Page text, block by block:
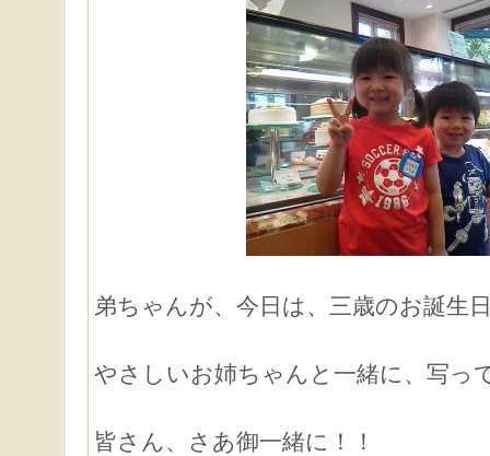
弟ちゃんが、今日は、三歳のお誕生
やさしいお姉ちゃんと一緒に、写っ
皆さん、さあ御一緒に！！